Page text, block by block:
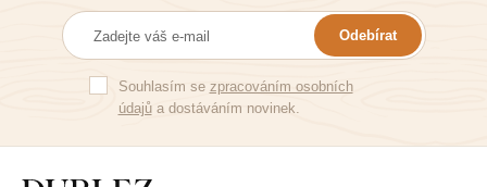
Odebírat
Souhlasím se zpracováním osobních
údajůa dostáváním novinek.